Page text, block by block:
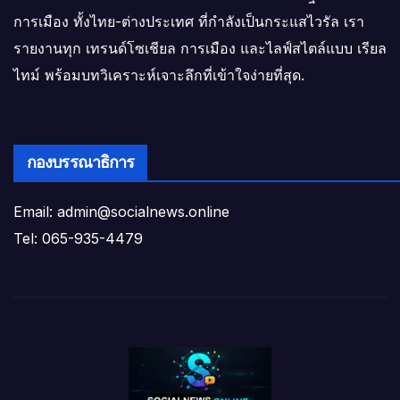
การเมือง ทั้งไทย-ต่างประเทศ ที่กำลังเป็นกระแสไวรัล เรา
รายงานทุก เทรนด์โซเชียล การเมือง และไลฟ์สไตล์แบบ เรียล
ไทม์ พร้อมบทวิเคราะห์เจาะลึกที่เข้าใจง่ายที่สุด.
กองบรรณาธิการ
Email: admin@socialnews.online
Tel: 065-935-4479